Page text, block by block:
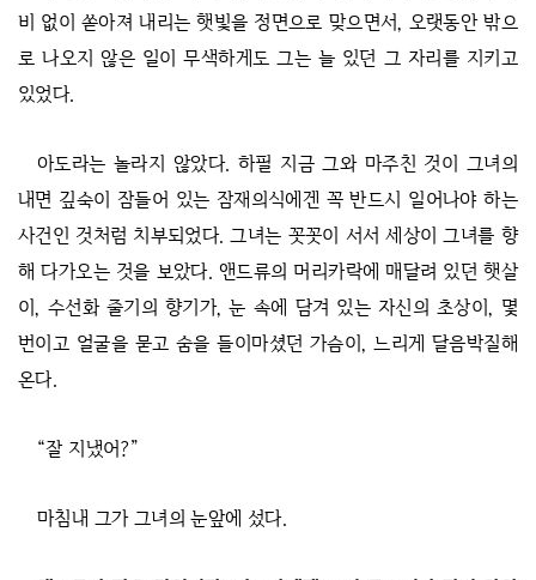
비 없이 쏟아져 내리는 햇빛을 정면으로 맞으면서, 오랫동안 밖으
로 나오지 않은 일이 무색하게도 그는 늘 있던 그 자리를 지키고
있었다.
아도라는 놀라지 않았다. 하필 지금 그와 마주친 것이 그녀의
내면 깊숙이 잠들어 있는 잠재의식에겐 꼭 반드시 일어나야 하는
사건인 것처럼 치부되었다. 그녀는 꼿꼿이 서서 세상이 그녀를 향
해 다가오는 것을 보았다. 앤드류의 머리카락에 매달려 있던 햇살
이, 수선화 줄기의 향기가, 눈 속에 담겨 있는 자신의 초상이, 몇
번이고 얼굴을 묻고 숨을 들이마셨던 가슴이, 느리게 달음박질해
온다.
“잘 지냈어?”
마침내 그가 그녀의 눈앞에 섰다.